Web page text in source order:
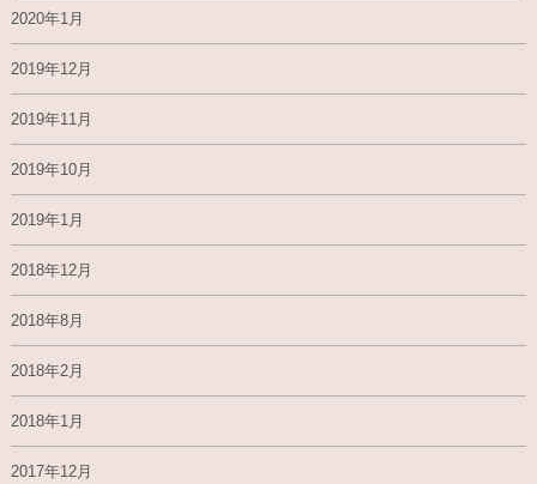
2020年1月
2019年12月
2019年11月
2019年10月
2019年1月
2018年12月
2018年8月
2018年2月
2018年1月
2017年12月